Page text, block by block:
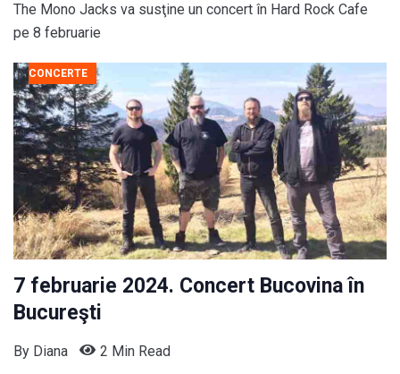
The Mono Jacks va susţine un concert în Hard Rock Cafe
pe 8 februarie
CONCERTE
7 februarie 2024. Concert Bucovina în
Bucureşti
By Diana 2 Min Read